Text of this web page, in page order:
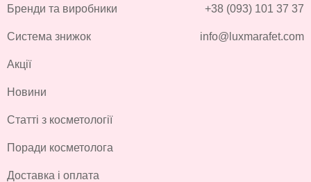
Бренди та виробники
Система знижок
Акції
Новини
Статті з косметології
Поради косметолога
Доставка і оплата
+38 (093) 101 37 37
info@luxmarafet.com